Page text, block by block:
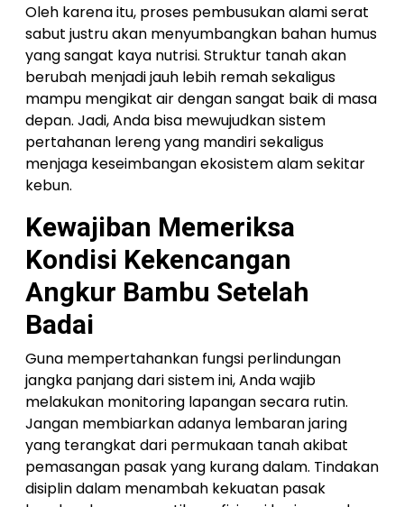
Oleh karena itu, proses pembusukan alami serat
sabut justru akan menyumbangkan bahan humus
yang sangat kaya nutrisi. Struktur tanah akan
berubah menjadi jauh lebih remah sekaligus
mampu mengikat air dengan sangat baik di masa
depan. Jadi, Anda bisa mewujudkan sistem
pertahanan lereng yang mandiri sekaligus
menjaga keseimbangan ekosistem alam sekitar
kebun.
Kewajiban Memeriksa
Kondisi Kekencangan
Angkur Bambu Setelah
Badai
Guna mempertahankan fungsi perlindungan
jangka panjang dari sistem ini, Anda wajib
melakukan monitoring lapangan secara rutin.
Jangan membiarkan adanya lembaran jaring
yang terangkat dari permukaan tanah akibat
pemasangan pasak yang kurang dalam. Tindakan
disiplin dalam menambah kekuatan pasak